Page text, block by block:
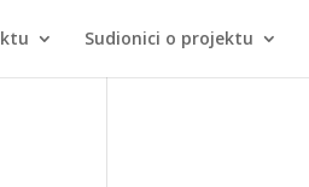
Sudionici o projektu